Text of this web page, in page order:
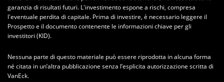
garanzia di risultati futuri. L'investimento espone a rischi, compresa
l'eventuale perdita di capitale. Prima di investire, è necessario leggere il
Prospetto e il documento contenente le informazioni chiave per gli
investitori (KID).
Nessuna parte di questo materiale può essere riprodotta in alcuna forma
né citata in un’altra pubblicazione senza l’esplicita autorizzazione scritta di
VanEck.